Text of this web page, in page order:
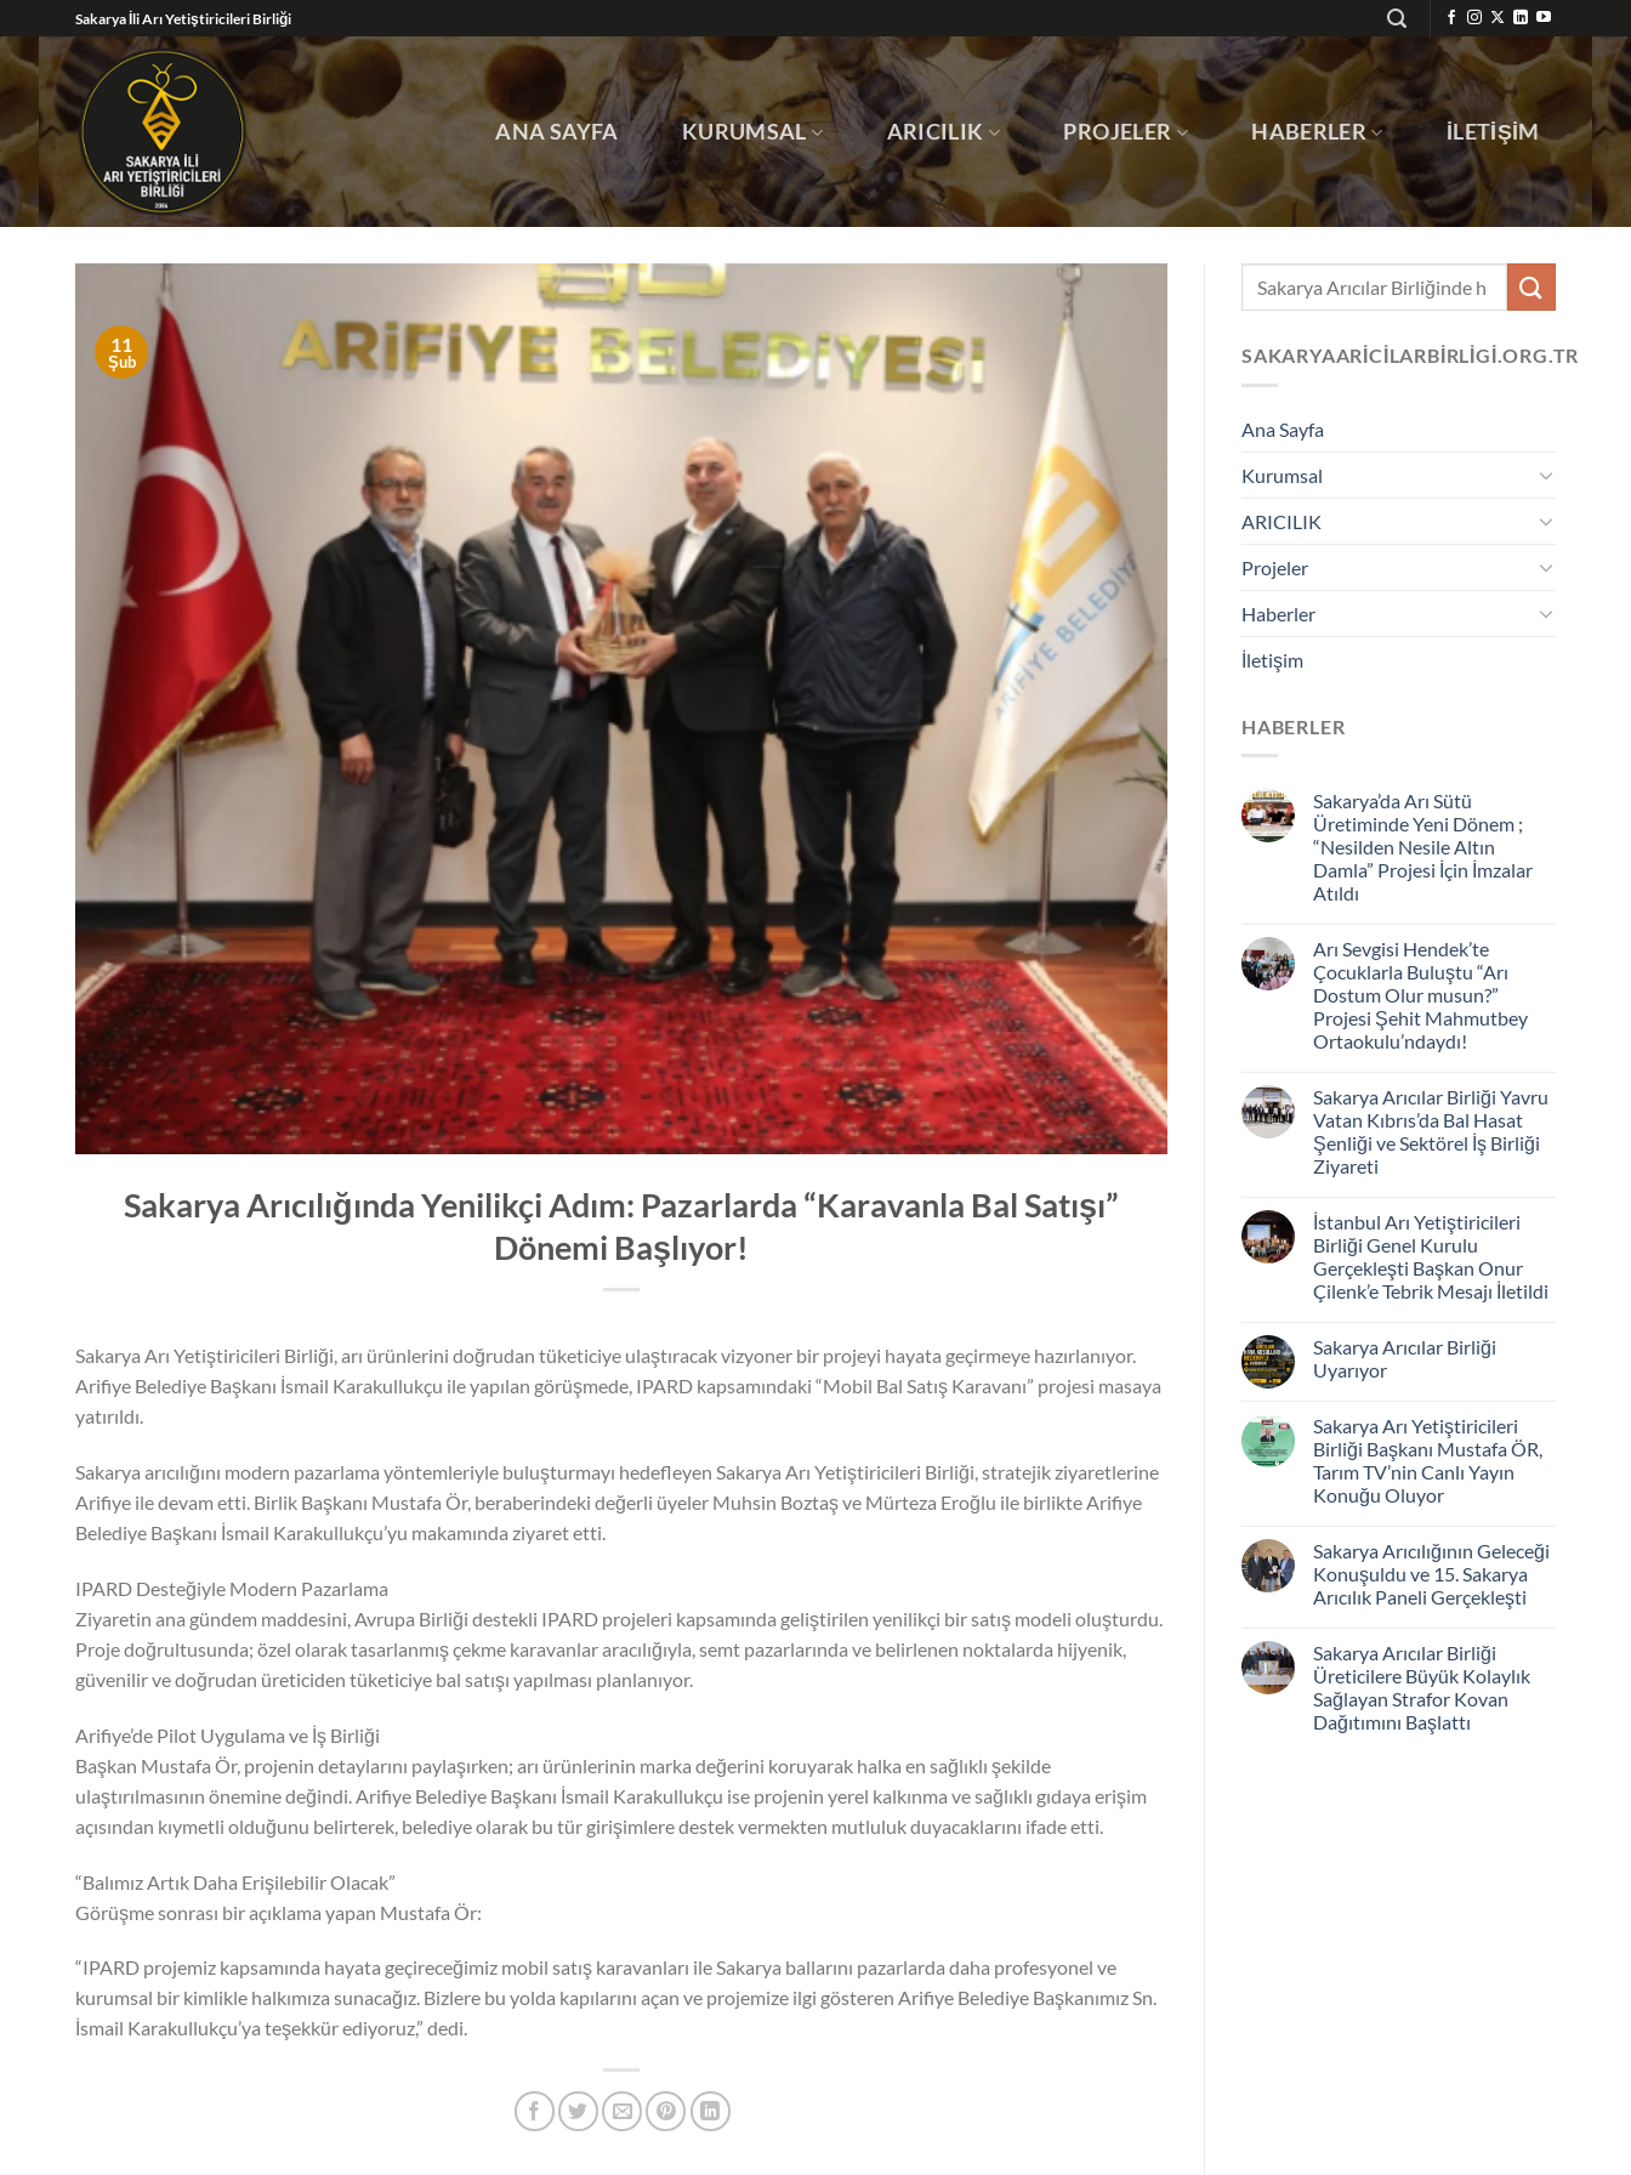
atla
Sakarya İli Arı Yetiştiricileri Birliği
ANA SAYFA KURUMSAL ARICILIK PROJELER HABERLER İLETIŞIM
11
Şub
Sakarya Arıcılığında Yenilikçi Adım: Pazarlarda “Karavanla Bal Satışı”
Dönemi Başlıyor!
Sakarya Arı Yetiştiricileri Birliği, arı ürünlerini doğrudan tüketiciye ulaştıracak vizyoner bir projeyi hayata geçirmeye hazırlanıyor.
Arifiye Belediye Başkanı İsmail Karakullukçu ile yapılan görüşmede, IPARD kapsamındaki “Mobil Bal Satış Karavanı” projesi masaya
yatırıldı.
Sakarya arıcılığını modern pazarlama yöntemleriyle buluşturmayı hedefleyen Sakarya Arı Yetiştiricileri Birliği, stratejik ziyaretlerine
Arifiye ile devam etti. Birlik Başkanı Mustafa Ör, beraberindeki değerli üyeler Muhsin Boztaş ve Mürteza Eroğlu ile birlikte Arifiye
Belediye Başkanı İsmail Karakullukçu’yu makamında ziyaret etti.
IPARD Desteğiyle Modern Pazarlama
Ziyaretin ana gündem maddesini, Avrupa Birliği destekli IPARD projeleri kapsamında geliştirilen yenilikçi bir satış modeli oluşturdu.
Proje doğrultusunda; özel olarak tasarlanmış çekme karavanlar aracılığıyla, semt pazarlarında ve belirlenen noktalarda hijyenik,
güvenilir ve doğrudan üreticiden tüketiciye bal satışı yapılması planlanıyor.
Arifiye’de Pilot Uygulama ve İş Birliği
Başkan Mustafa Ör, projenin detaylarını paylaşırken; arı ürünlerinin marka değerini koruyarak halka en sağlıklı şekilde
ulaştırılmasının önemine değindi. Arifiye Belediye Başkanı İsmail Karakullukçu ise projenin yerel kalkınma ve sağlıklı gıdaya erişim
açısından kıymetli olduğunu belirterek, belediye olarak bu tür girişimlere destek vermekten mutluluk duyacaklarını ifade etti.
“Balımız Artık Daha Erişilebilir Olacak”
Görüşme sonrası bir açıklama yapan Mustafa Ör:
“IPARD projemiz kapsamında hayata geçireceğimiz mobil satış karavanları ile Sakarya ballarını pazarlarda daha profesyonel ve
kurumsal bir kimlikle halkımıza sunacağız. Bizlere bu yolda kapılarını açan ve projemize ilgi gösteren Arifiye Belediye Başkanımız Sn.
İsmail Karakullukçu’ya teşekkür ediyoruz,” dedi.
SAKARYAARICILARBIRLIGI.ORG.TR
Ana Sayfa
Kurumsal
ARICILIK
Projeler
Haberler
İletişim
HABERLER
Sakarya’da Arı Sütü
Üretiminde Yeni Dönem ;
“Nesilden Nesile Altın
Damla” Projesi İçin İmzalar
Atıldı
Arı Sevgisi Hendek’te
Çocuklarla Buluştu “Arı
Dostum Olur musun?”
Projesi Şehit Mahmutbey
Ortaokulu’ndaydı!
Sakarya Arıcılar Birliği Yavru
Vatan Kıbrıs’da Bal Hasat
Şenliği ve Sektörel İş Birliği
Ziyareti
İstanbul Arı Yetiştiricileri
Birliği Genel Kurulu
Gerçekleşti Başkan Onur
Çilenk’e Tebrik Mesajı İletildi
Sakarya Arıcılar Birliği
Uyarıyor
Sakarya Arı Yetiştiricileri
Birliği Başkanı Mustafa ÖR,
Tarım TV’nin Canlı Yayın
Konuğu Oluyor
Sakarya Arıcılığının Geleceği
Konuşuldu ve 15. Sakarya
Arıcılık Paneli Gerçekleşti
Sakarya Arıcılar Birliği
Üreticilere Büyük Kolaylık
Sağlayan Strafor Kovan
Dağıtımını Başlattı